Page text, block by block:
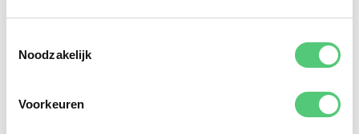
Noodzakelijk
Voorkeuren
niet zal verbeteren.
Het is nodig deze negatieve gedachte te voorkomen
jouw kind bij zijn of haar eigen behandeling speelt
hierbij een zeer belangrijke rol. Niet alleen zorgt het